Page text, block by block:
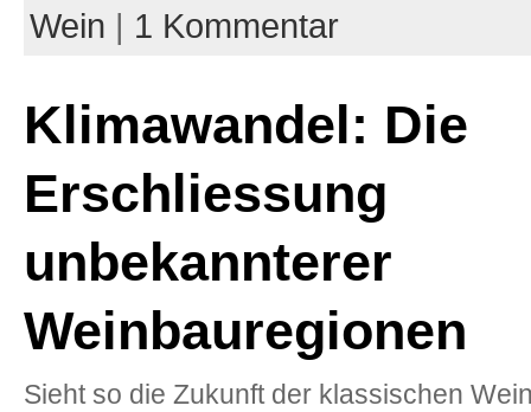
Wein | 1 Kommentar
Klimawandel: Die
Erschliessung
unbekannterer
Weinbauregionen
Sieht so die Zukunft der klassischen